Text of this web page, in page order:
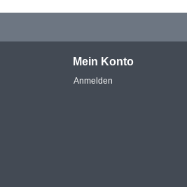
Mein Konto
Anmelden